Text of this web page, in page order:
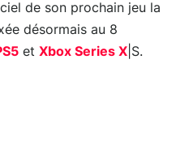
de son prochain jeu la
désormais au 8
et Xbox Series X |S.